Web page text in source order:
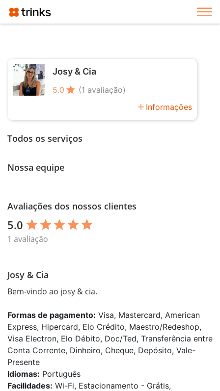
Josy & Cia
5.0 star (1 avaliação)
add Informações
Todos os serviços
Nossa equipe
Avaliações dos nossos clientes
5.0 star star star star star
1 avaliação
Josy & Cia
Bem-vindo ao josy & cia.
Formas de pagamento: Visa, Mastercard, American
Express, Hipercard, Elo Crédito, Maestro/Redeshop,
Visa Electron, Elo Débito, Doc/Ted, Transferência entre
Conta Corrente, Dinheiro, Cheque, Depósito, Vale-
Presente
Idiomas: Português
Facilidades: Wi-Fi, Estacionamento - Grátis,